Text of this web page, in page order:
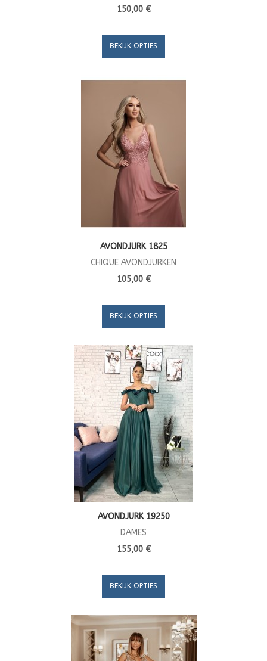
150,00 €
BEKIJK OPTIES
AVONDJURK 1825
CHIQUE AVONDJURKEN
105,00 €
BEKIJK OPTIES
AVONDJURK 19250
DAMES
155,00 €
BEKIJK OPTIES